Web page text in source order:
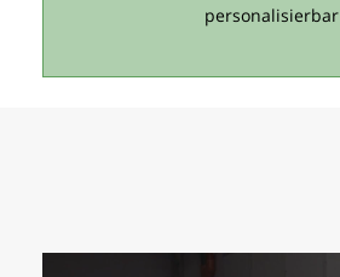
personalisierbar